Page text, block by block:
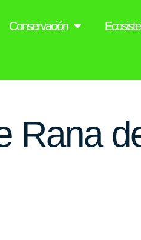
Conservación
Rana